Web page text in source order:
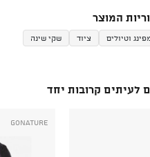
המוצר
וטיולים ציוד שקי שינה
לעיתים קרובות יחד
GoNature